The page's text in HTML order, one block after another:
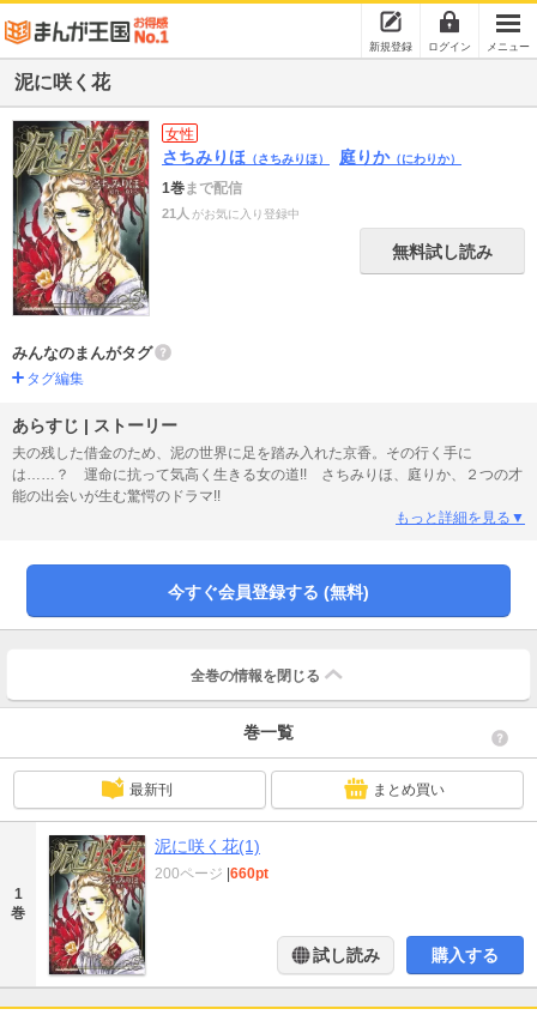
新規登録 ログイン メニュー
泥に咲く花
女性
さちみりほ （さちみりほ） 庭りか（にわりか）
1巻まで配信
21人 がお気に入り登録中
無料試し読み
みんなのまんがタグ
タグ編集
あらすじ | ストーリー
夫の残した借金のため、泥の世界に足を踏み入れた京香。その行く手に
は……？ 運命に抗って気高く生きる女の道!! さちみりほ、庭りか、２つの才
能の出会いが生む驚愕のドラマ!!
もっと詳細を見る▼
今すぐ会員登録する (無料)
全巻の情報を 閉じる
巻一覧
最新刊 まとめ買い
1
巻
泥に咲く花(1)
200ページ 660pt
試し読み 購入する